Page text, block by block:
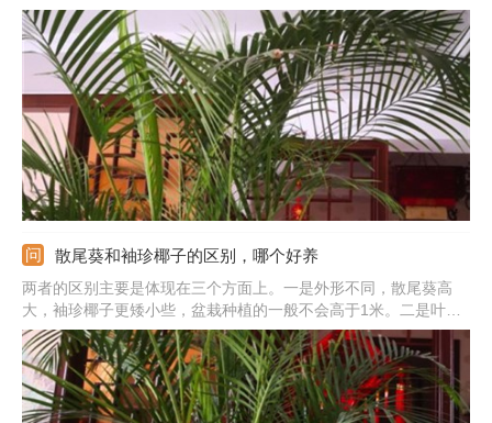
更快的适应新环境。光照：可以让刚买回来的散尾葵接受一些柔和
的散射光，如果遇到强光，应当立刻移动其位置，避免被直射到，
灼伤植株。湿度：需适时喷水，给它保持一定的环境湿度。
散尾葵和袖珍椰子的区别，哪个好养
两者的区别主要是体现在三个方面上。一是外形不同，散尾葵高
大，袖珍椰子更矮小些，盆栽种植的一般不会高于1米。二是叶片
不同，散尾葵叶片宽大，是黄绿色的。袖珍椰子是披针形的，且是
深绿色的。三是花朵不同，散尾葵是圆锥花序，而袖珍椰子是肉穗
花序。